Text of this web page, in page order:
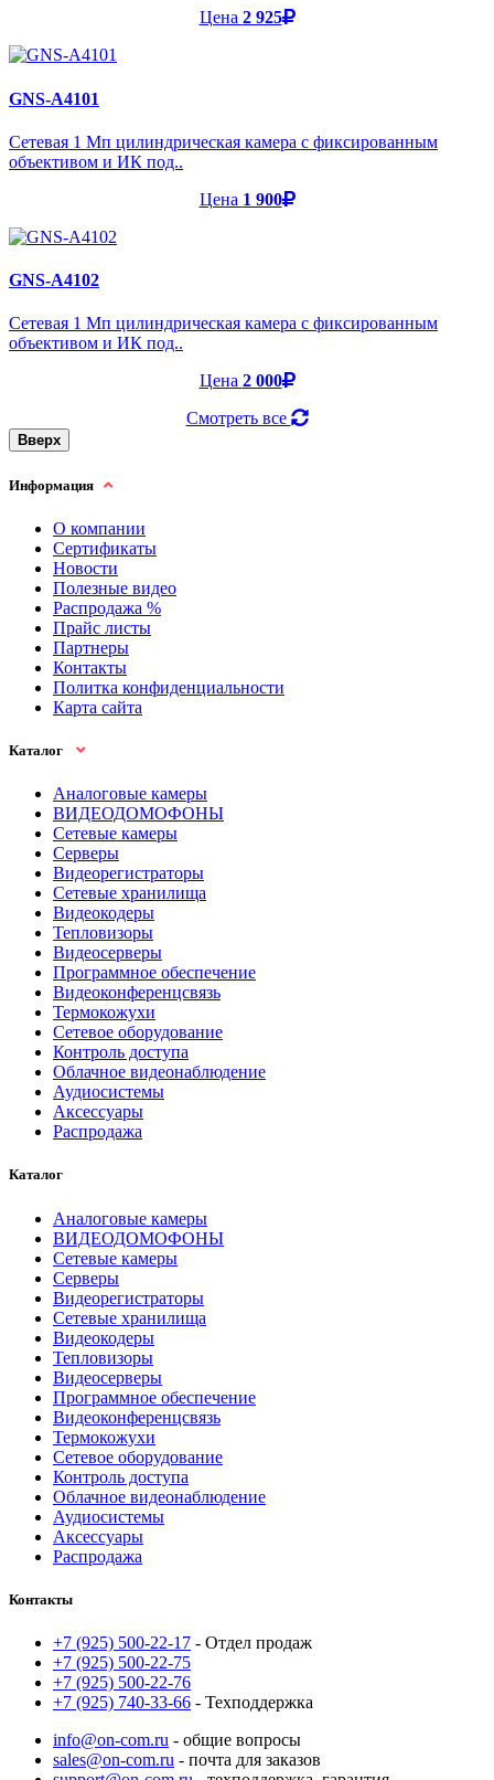
Цена 2 925
GNS-A4101
Cетевая 1 Мп цилиндрическая камера с фиксированным
объективом и ИК под..
Цена 1 900
GNS-A4102
Cетевая 1 Мп цилиндрическая камера с фиксированным
объективом и ИК под..
Цена 2 000
Смотреть все
Вверх
Информация
О компании
Сертификаты
Новости
Полезные видео
Распродажа %
Прайс листы
Партнеры
Контакты
Политка конфиденциальности
Карта сайта
Каталог
Аналоговые камеры
ВИДЕОДОМОФОНЫ
Сетевые камеры
Серверы
Видеорегистраторы
Сетевые хранилища
Видеокодеры
Тепловизоры
Видеосерверы
Программное обеспечение
Видеоконференцсвязь
Термокожухи
Сетевое оборудование
Контроль доступа
Облачное видеонаблюдение
Аудиосистемы
Аксессуары
Распродажа
Каталог
Аналоговые камеры
ВИДЕОДОМОФОНЫ
Сетевые камеры
Серверы
Видеорегистраторы
Сетевые хранилища
Видеокодеры
Тепловизоры
Видеосерверы
Программное обеспечение
Видеоконференцсвязь
Термокожухи
Сетевое оборудование
Контроль доступа
Облачное видеонаблюдение
Аудиосистемы
Аксессуары
Распродажа
Контакты
+7 (925) 500-22-17 - Отдел продаж
+7 (925) 500-22-75
+7 (925) 500-22-76
+7 (925) 740-33-66 - Техподдержка
info@on-com.ru - общие вопросы
sales@on-com.ru - почта для заказов